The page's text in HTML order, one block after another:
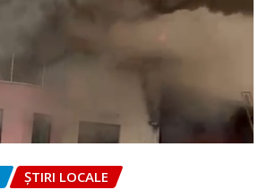
ȘTIRI LOCALE